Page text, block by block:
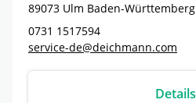
89073 Ulm Baden-Württemberg
0731 1517594
service-de@deichmann.com
Details